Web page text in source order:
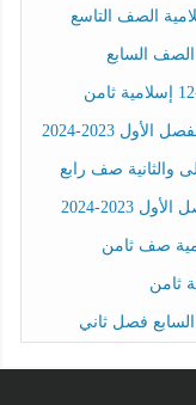
السابع
2023-2024
والثانية صف رابع
2024
صف ثامن
ثامن
فصل ثاني